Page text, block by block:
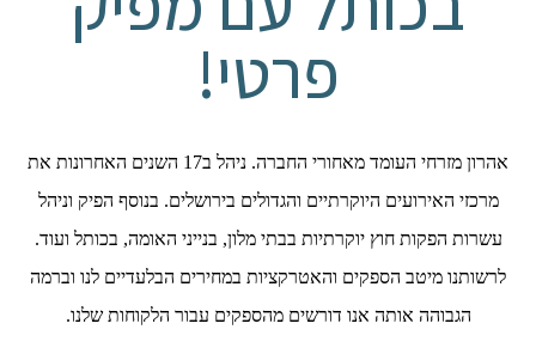
פרטי!
אהרון מזרחי העומד מאחורי החברה. ניהל ב17 השנים האחרונות את
מרכזי האירועים היוקרתיים והגדולים בירושלים. בנוסף הפיק וניהל
עשרות הפקות חוץ יוקרתיות בבתי מלון, בנייני האומה, בכותל ועוד.
לרשותנו מיטב הספקים והאטרקציות במחירים הבלעדיים לנו וברמה
הגבוהה אותה אנו דורשים מהספקים עבור הלקוחות שלנו.